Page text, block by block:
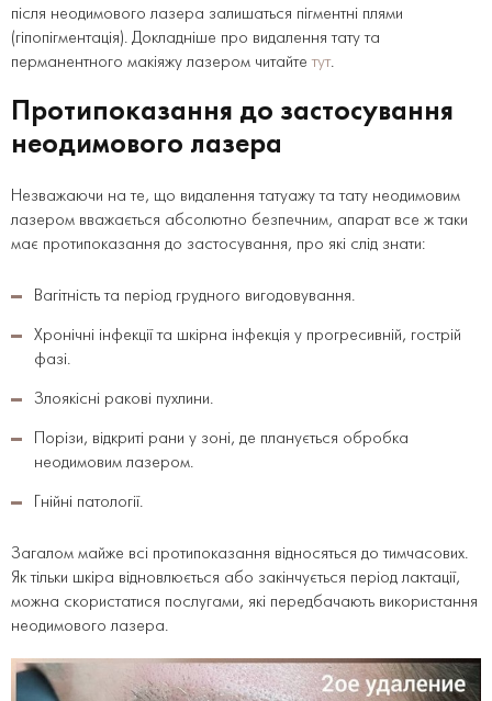
після неодимового лазера залишаться пігментні плями
(гіпопігментація). Докладніше про видалення тату та
перманентного макіяжу лазером читайтетут.
Протипоказання до застосування
неодимового лазера
Незважаючи на те, що видалення татуажу та тату неодимовим
лазером вважається абсолютно безпечним, апарат все ж таки
має протипоказання до застосування, про які слід знати:
Вагітність та період грудного вигодовування.
Хронічні інфекції та шкірна інфекція у прогресивній, гострій
фазі.
Злоякісні ракові пухлини.
Порізи, відкриті рани у зоні, де планується обробка
неодимовим лазером.
Гнійні патології.
Загалом майже всі протипоказання відносяться до тимчасових.
Як тільки шкіра відновлюється або закінчується період лактації,
можна скористатися послугами, які передбачають використання
неодимового лазера.